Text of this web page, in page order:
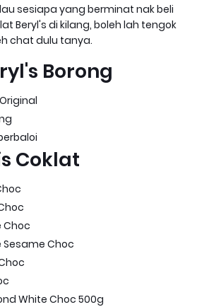
sesiapa yang berminat nak beli
Beryl's di kilang, boleh lah tengok
chat dulu tanya.
Borong
Coklat
Choc
Choc
White Choc 500g